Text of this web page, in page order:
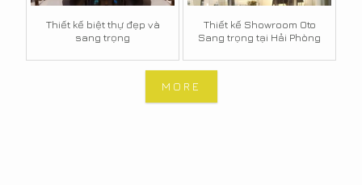
Thiết kế biệt thự đẹp và
sang trọng
Thiết kế Showroom Oto
Sang trọng tại Hải Phòng
MORE